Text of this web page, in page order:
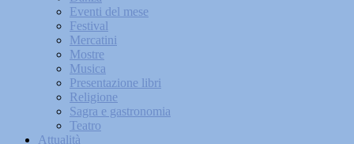
Eventi del mese
Festival
Mercatini
Mostre
Musica
Presentazione libri
Religione
Sagra e gastronomia
Teatro
Attualità